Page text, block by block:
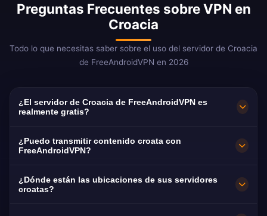
Preguntas Frecuentes sobre VPN en
Croacia
Todo lo que necesitas saber sobre el uso del servidor de Croacia
de FreeAndroidVPN en 2026
¿El servidor de Croacia de FreeAndroidVPN es
realmente gratis?
es 100% gratis. Acceso ilimitado a servidores
diáspora croata en todo el mundo.
¿Puedo transmitir contenido croata con
FreeAndroidVPN?
Nuestra VPN de Croacia está optimizada para
HRT, Nova TV y RTL Hrvatska con excelente
¿Dónde están las ubicaciones de sus servidores
croatas?
FreeAndroidVPN mantiene múltiples servidores